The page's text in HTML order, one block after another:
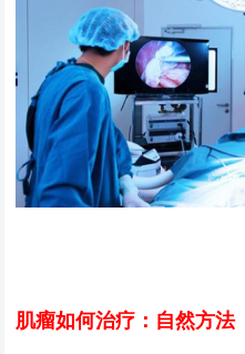
肌瘤如何治疗：自然方法